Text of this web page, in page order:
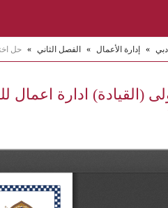
» إدارة الأعمال » الفصل الثاني » حل
(القيادة) ادارة